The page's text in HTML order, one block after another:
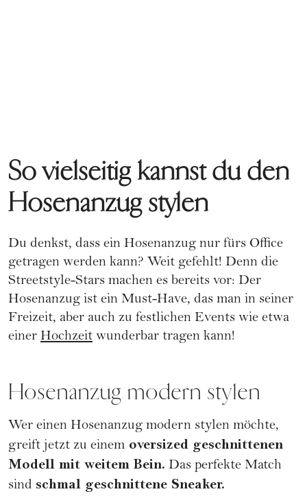
So vielseitig kannst du den
Hosenanzug stylen
Du denkst, dass ein Hosenanzug nur fürs Office
getragen werden kann? Weit gefehlt! Denn die
Streetstyle-Stars machen es bereits vor: Der
Hosenanzug ist ein Must-Have, das man in seiner
Freizeit, aber auch zu festlichen Events wie etwa
einer Hochzeit wunderbar tragen kann!
Hosenanzug modern stylen
Wer einen Hosenanzug modern stylen möchte,
greift jetzt zu einem oversized geschnittenen
Modell mit weitem Bein. Das perfekte Match
sind schmal geschnittene Sneaker.